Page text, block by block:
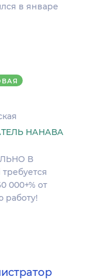
в январе
НАНАВА
В
000+% от